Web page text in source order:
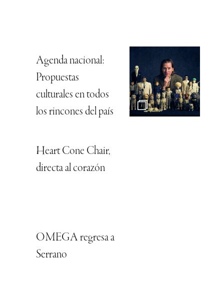
Agenda nacional:
Propuestas
culturales en todos
los rincones del país
Heart Cone Chair,
directa al corazón
OMEGA regresa a
Serrano